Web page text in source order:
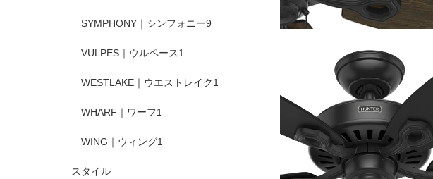
SYMPHONY｜シンフォニー9
VULPES｜ウルペース1
WESTLAKE｜ウエストレイク1
WHARF｜ワーフ1
WING｜ウィング1
スタイル